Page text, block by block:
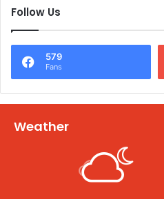
Follow Us
579
Fans
Weather